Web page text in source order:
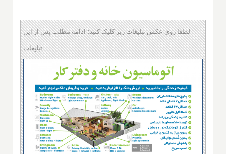
لطفا روی عکس تبلیغات زیر کلیک کنید؛ ادامه مطلب پس از این
تبلیغات